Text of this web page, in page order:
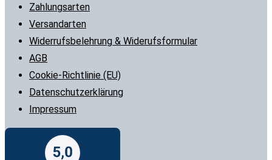
Zahlungsarten
Versandarten
Widerrufsbelehrung & Widerufsformular
AGB
Cookie-Richtlinie (EU)
Datenschutzerklärung
Impressum